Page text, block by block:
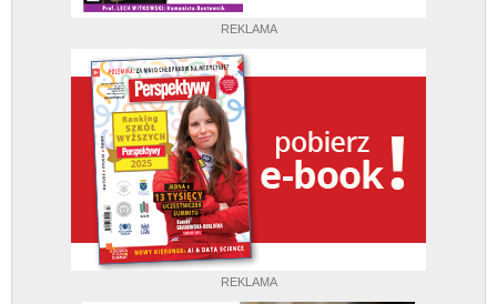
REKLAMA
REKLAMA